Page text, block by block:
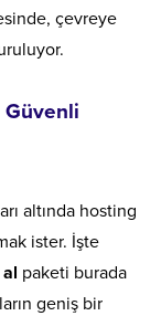
çevreye
altında hosting
ister. İşte
paketi burada
geniş bir